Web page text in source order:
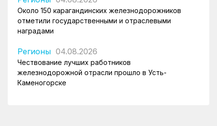
Около 150 карагандинских железнодорожников
отметили государственными и отраслевыми
наградами
Регионы 04.08.2026
Чествование лучших работников
железнодорожной отрасли прошло в Усть-
Каменогорске